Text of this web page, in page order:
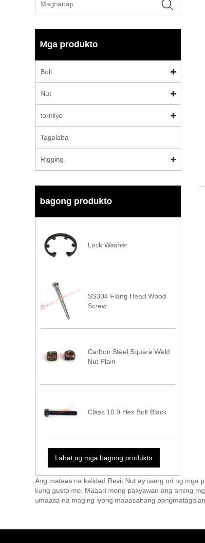
Mga produkto
Bolt
Nut
tornilyo
Tagalaba
Rigging
bagong produkto
Lock Washer
SS304 Flang Head Wood
Screw
Carbon Steel Square Weld
Nut Plain
Class 10.9 Hex Bolt Black
Lahat ng mga bagong produkto
Ang mataas na kalidad Revit Nut ay isang uri ng mga
kung gusto mo. Maaari mong pakyawan ang aming
umaasa na maging iyong maaasahang